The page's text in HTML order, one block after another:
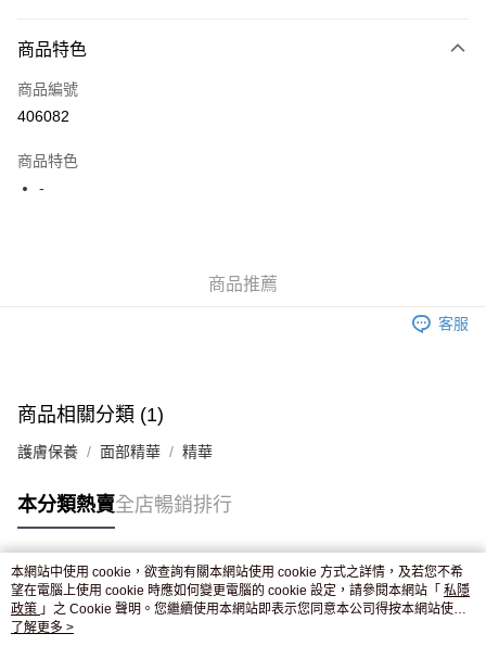
信用卡
Apple Pay
JD京東物流，訂單確認發貨後2-4個工作天送達
商品特色
商品編號
406082
商品特色
-
商品推薦
客服
商品相關分類 (1)
護膚保養 面部精華 精華
本分類熱賣全店暢銷排行
熱門標籤
熱銷排行
本網站中使用 cookie，欲查詢有關本網站使用 cookie 方式之詳情，及若您不希
望在電腦上使用 cookie 時應如何變更電腦的 cookie 設定，請參閱本網站「 私隱
政策 」之 Cookie 聲明。您繼續使用本網站即表示您同意本公司得按本網站使用
條款之 Cookie 聲明使用 cookie。
了解更多 >